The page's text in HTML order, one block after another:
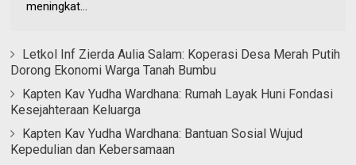
meningkat...
Letkol Inf Zierda Aulia Salam: Koperasi Desa Merah Putih
Dorong Ekonomi Warga Tanah Bumbu
Kapten Kav Yudha Wardhana: Rumah Layak Huni Fondasi
Kesejahteraan Keluarga
Kapten Kav Yudha Wardhana: Bantuan Sosial Wujud
Kepedulian dan Kebersamaan